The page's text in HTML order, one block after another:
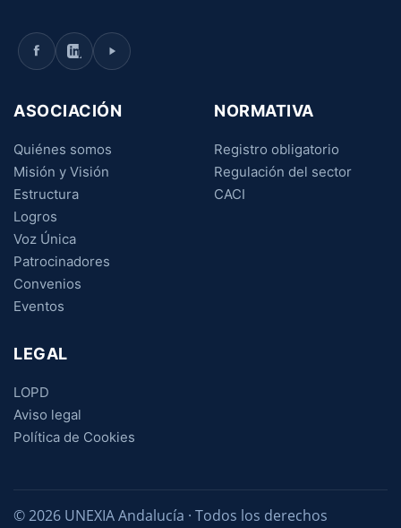
ASOCIACIÓN
Quiénes somos
Misión y Visión
Estructura
Logros
Voz Única
Patrocinadores
Convenios
Eventos
NORMATIVA
Registro obligatorio
Regulación del sector
CACI
LEGAL
LOPD
Aviso legal
Política de Cookies
© 2026 UNEXIA Andalucía · Todos los derechos